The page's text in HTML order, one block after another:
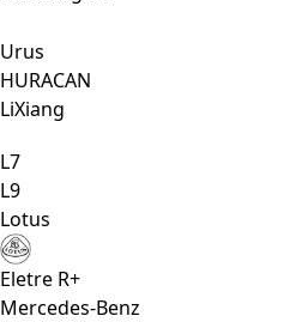
Urus
HURACAN
LiXiang
L7
L9
Lotus
Eletre R+
Mercedes-Benz